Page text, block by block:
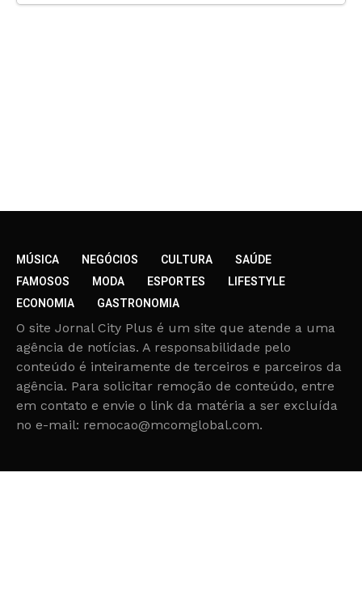
MÚSICA NEGÓCIOS CULTURA
SAÚDE
FAMOSOS
MODA ESPORTES
LIFESTYLE
ECONOMIA
GASTRONOMIA
O site Jornal City Plus é um site que atende a uma
agência de notícias. A responsabilidade pelo
conteúdo é inteiramente de terceiros e parceiros da
agência. Para solicitar remoção de conteúdo, entre
em contato e envie o link da matéria a ser excluída
no e-mail: remocao@mcomglobal.com.